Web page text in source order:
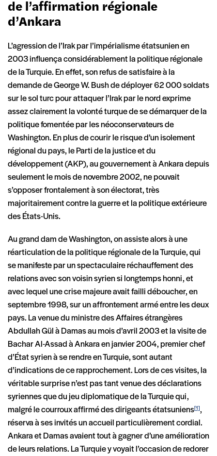
de l’affirmation régionale
d’Ankara
L’agression de l’Irak par l’impérialisme étatsunien en
2003 influença considérablement la politique régionale
de la Turquie. En effet, son refus de satisfaire à la
demande de George W. Bush de déployer 62 000 soldats
sur le sol turc pour attaquer l’Irak par le nord exprime
assez clairement la volonté turque de se démarquer de la
politique fomentée par les néoconservateurs de
Washington. En plus de courir le risque d’un isolement
régional du pays, le Parti de la justice et du
développement (AKP), au gouvernement à Ankara depuis
seulement le mois de novembre 2002, ne pouvait
s’opposer frontalement à son électorat, très
majoritairement contre la guerre et la politique extérieure
des États-Unis.
Au grand dam de Washington, on assiste alors à une
réarticulation de la politique régionale de la Turquie, qui
se manifeste par un spectaculaire réchauffement des
relations avec son voisin syrien si longtemps honni, et
avec lequel une crise majeure avait failli déboucher, en
septembre 1998, sur un affrontement armé entre les deux
pays. La venue du ministre des Affaires étrangères
Abdullah Gül à Damas au mois d’avril 2003 et la visite de
Bachar Al-Assad à Ankara en janvier 2004, premier chef
d’État syrien à se rendre en Turquie, sont autant
d’indications de ce rapprochement. Lors de ces visites, la
véritable surprise n’est pas tant venue des déclarations
syriennes que du jeu diplomatique de la Turquie qui,
malgré le courroux affirmé des dirigeants étatsuniens [1] ,
réserva à ses invités un accueil particulièrement cordial.
Ankara et Damas avaient tout à gagner d’une amélioration
de leurs relations. La Turquie y voyait l’occasion de redorer